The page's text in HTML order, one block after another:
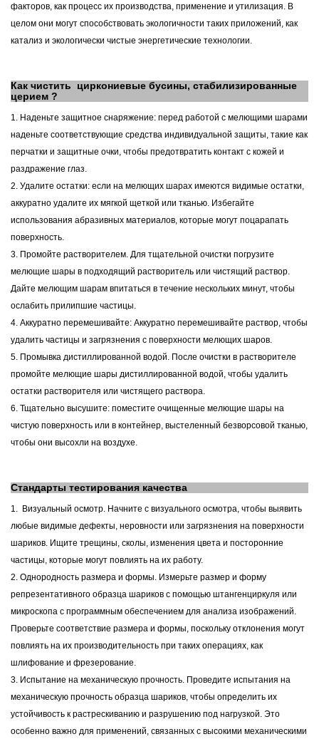
факторов, как процесс их производства, применение и утилизация. В
целом они могут способствовать экологичности таких приложений, как
катализ и экологически чистые энергетические технологии.
Как чистить циркониевые бусины, стабилизированные
церием ?
1. Наденьте защитное снаряжение: перед работой с мелющими шарами
наденьте соответствующие средства индивидуальной защиты, такие как
перчатки и защитные очки, чтобы предотвратить контакт с кожей и
раздражение глаз.
2. Удалите остатки: если на мелющих шарах имеются видимые остатки,
аккуратно удалите их мягкой щеткой или тканью. Избегайте
использования абразивных материалов, которые могут поцарапать
поверхность.
3. Промойте растворителем. Для тщательной очистки погрузите
мелющие шары в подходящий растворитель или чистящий раствор.
Дайте мелющим шарам впитаться в течение нескольких минут, чтобы
ослабить прилипшие частицы.
4. Аккуратно перемешивайте: Аккуратно перемешивайте раствор, чтобы
удалить частицы и загрязнения с поверхности мелющих шаров.
5. Промывка дистиллированной водой. После очистки в растворителе
промойте мелющие шары дистиллированной водой, чтобы удалить
остатки растворителя или чистящего раствора.
6. Тщательно высушите: поместите очищенные мелющие шары на
чистую поверхность или в контейнер, выстеленный безворсовой тканью,
чтобы они высохли на воздухе.
Стандарты тестирования качества
1. Визуальный осмотр. Начните с визуального осмотра, чтобы выявить
любые видимые дефекты, неровности или загрязнения на поверхности
шариков. Ищите трещины, сколы, изменения цвета и посторонние
частицы, которые могут повлиять на их работу.
2. Однородность размера и формы. Измерьте размер и форму
репрезентативного образца шариков с помощью штангенциркуля или
микроскопа с программным обеспечением для анализа изображений.
Проверьте соответствие размера и формы, поскольку отклонения могут
повлиять на их производительность при таких операциях, как
шлифование и фрезерование.
3. Испытание на механическую прочность. Проведите испытания на
механическую прочность образца шариков, чтобы определить их
устойчивость к растрескиванию и разрушению под нагрузкой. Это
особенно важно для применений, связанных с высокими механическими